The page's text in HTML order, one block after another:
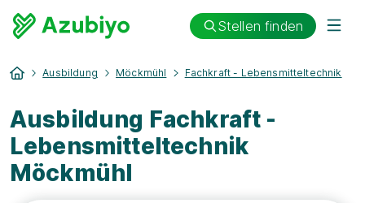
Stellen finden
Ausbildung Möckmühl Fachkraft - Lebensmitteltechnik
Ausbildung Fachkraft -
Lebensmitteltechnik
Möckmühl